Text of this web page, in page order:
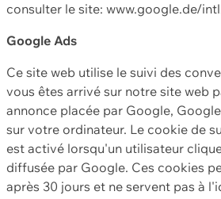
consulter le site: www.google.de/
Google Ads
Ce site web utilise le suivi des
vous êtes arrivé sur notre site web
annonce placée par Google,
sur votre ordinateur. Le cookie de
est activé lorsqu'un utilisateur
diffusée par Google. Ces cookies
après 30 jours et ne servent pas à